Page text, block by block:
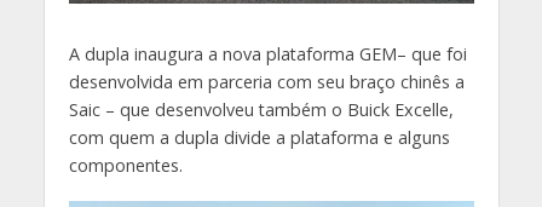
A dupla inaugura a nova plataforma GEM– que foi
desenvolvida em parceria com seu braço chinês a
Saic – que desenvolveu também o Buick Excelle,
com quem a dupla divide a plataforma e alguns
componentes.